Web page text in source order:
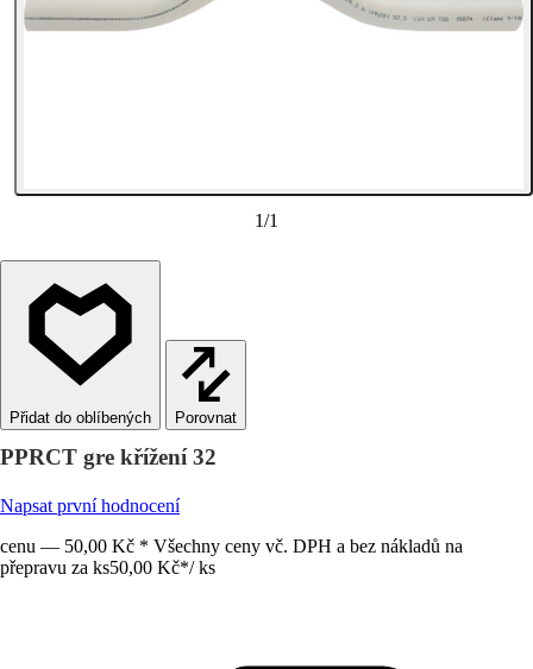
1/1
Porovnat
PPRCT gre křížení 32
Napsat první hodnocení
cenu — 50,00 Kč * Všechny ceny vč. DPH a bez nákladů na
přepravu za ks50,00 Kč*/ ks